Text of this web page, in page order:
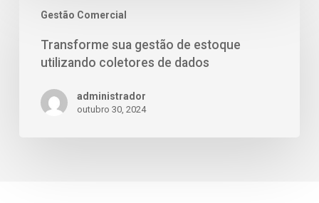
Gestão Comercial
Transforme sua gestão de estoque
utilizando coletores de dados
administrador
outubro 30, 2024